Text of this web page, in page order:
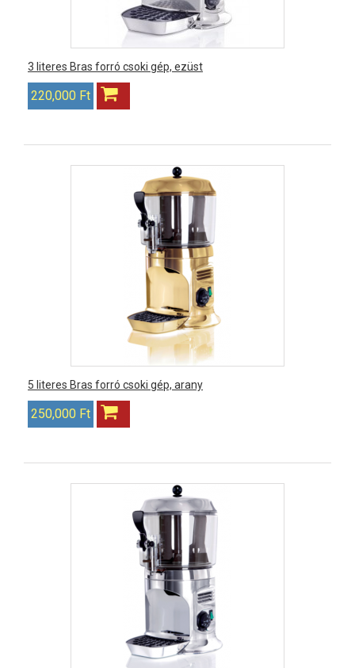
3 literes Bras forró csoki gép, ezüst
220,000 Ft
5 literes Bras forró csoki gép, arany
250,000 Ft